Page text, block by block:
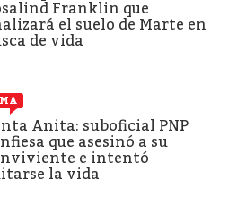
Franklin que
el suelo de Marte en
de vida
Anita: suboficial PNP
que asesinó a su
e intentó
la vida